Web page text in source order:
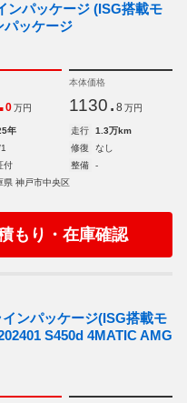
ンパッケージ (ISG搭載モ
パッケージ
.0 万円
本体価格
1130. 8 万円
年 走行
1.3万km
修復
なし
付 整備
-
県 神戸市中央区
もり・在庫確認
ンパッケージ(ISG搭載モ
S450d 4MATIC AMG